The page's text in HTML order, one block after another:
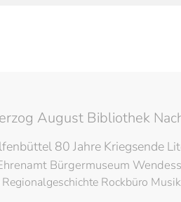
August Bibliothek
80 Jahre Kriegsende
Bürgermuseum
Regionalgeschichte Rockbüro Musik